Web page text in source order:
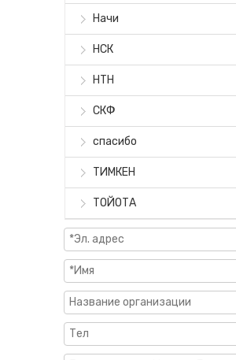
Начи
НСК
НТН
СКФ
спасибо
ТИМКЕН
ТОЙОТА